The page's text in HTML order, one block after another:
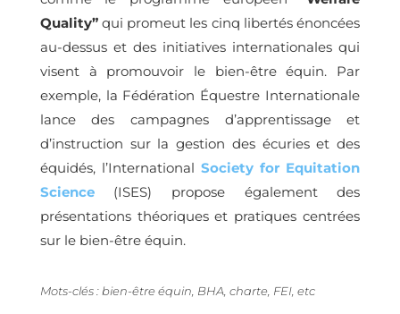
Quality”qui promeut les cinq libertés énoncées
au-dessus et des initiatives internationales qui
visent à promouvoir le bien-être équin. Par
exemple, la Fédération Équestre Internationale
lance des campagnes d’apprentissage et
d’instruction sur la gestion des écuries et des
équidés, l’International Society for Equitation
Science (ISES) propose également des
présentations théoriques et pratiques centrées
sur le bien-être équin.
Mots-clés : bien-être équin, BHA, charte, FEI, etc